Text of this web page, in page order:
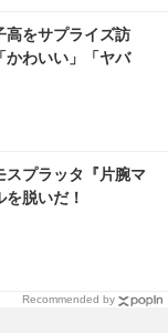
高をサプライズ訪
かわいい」「ヤバ
スプラッタ『片腕マ
脱いだ！
Recommended by